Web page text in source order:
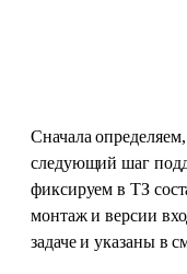
Сначала
следующий шаг
фиксируем в ТЗ
монтаж и версии
задаче и указаны в